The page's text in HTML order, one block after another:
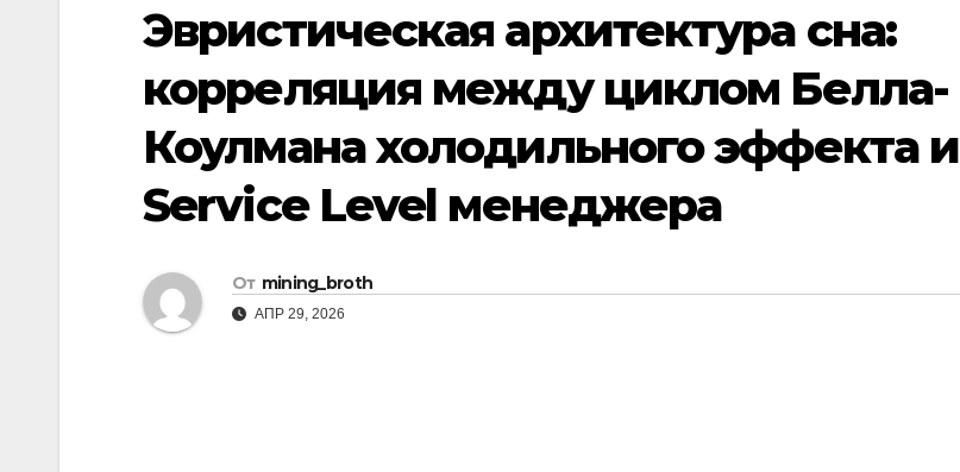
Эвристическая архитектура сна:
корреляция между циклом Белла-
Коулмана холодильного эффекта и
Service Level менеджера
От mining_broth
АПР 29, 2026